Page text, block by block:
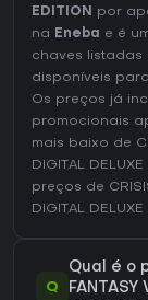
EDITION por
na Eneba e é
chaves listadas
disponíveis
Os preços já
promocionais
mais baixo de
DIGITAL
preços de
DIGITAL DELUXE
Q
Qual é o
FANTASY